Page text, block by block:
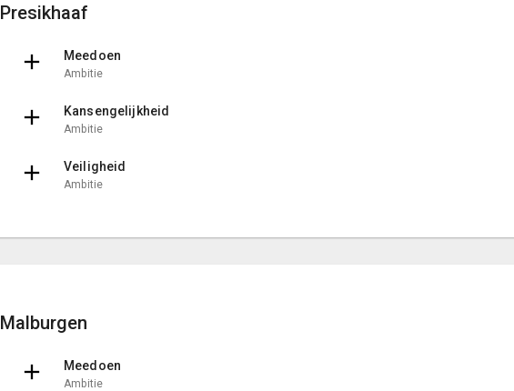
Presikhaaf
Meedoen
Ambitie
Kansengelijkheid
Ambitie
Veiligheid
Ambitie
Malburgen
Meedoen
Ambitie